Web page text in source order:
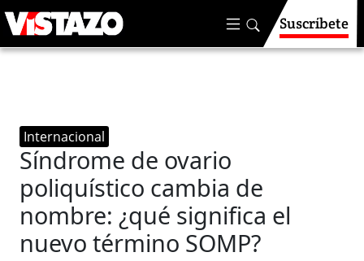
Suscríbete
Internacional
Síndrome de ovario
poliquístico cambia de
nombre: ¿qué significa el
nuevo término SOMP?